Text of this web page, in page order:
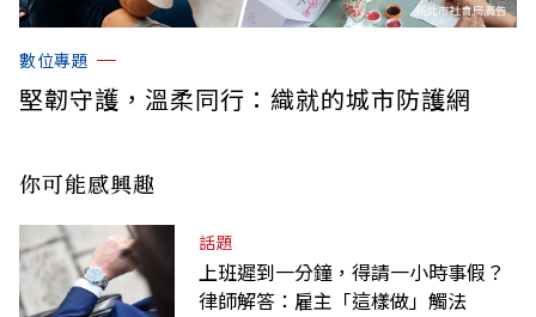
數位專題
堅韌守護，溫柔同行：織就的城市防護網
你可能感興趣
話題
上班遲到一分鐘，得請一小時事假？
律師解答：雇主「這樣做」觸法